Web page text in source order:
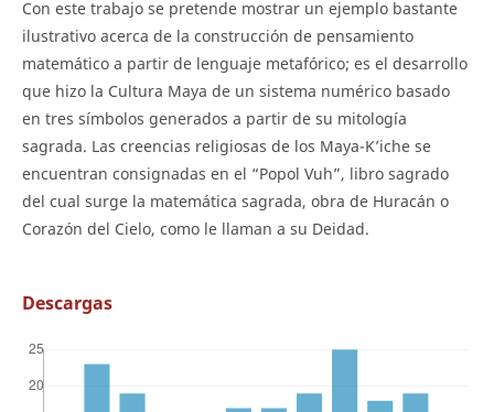
Con este trabajo se pretende mostrar un ejemplo bastante
ilustrativo acerca de la construcción de pensamiento
matemático a partir de lenguaje metafórico; es el desarrollo
que hizo la Cultura Maya de un sistema numérico basado
en tres símbolos generados a partir de su mitología
sagrada. Las creencias religiosas de los Maya-K’iche se
encuentran consignadas en el “Popol Vuh”, libro sagrado
del cual surge la matemática sagrada, obra de Huracán o
Corazón del Cielo, como le llaman a su Deidad.
Descargas